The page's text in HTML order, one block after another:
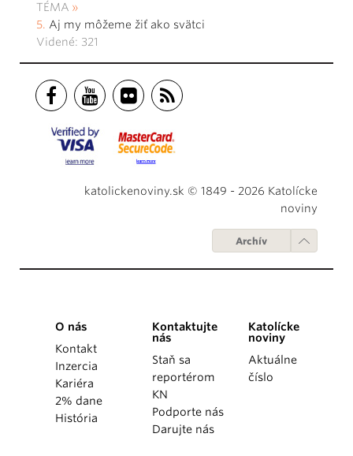
TÉMA
Aj my môžeme žiť ako svätci
Videné: 321
katolickenoviny.sk © 1849 - 2026 Katolícke
noviny
Archív
O nás
Kontakt
Inzercia
Kariéra
2% dane
História
Kontaktujte
nás
Staň sa
reportérom
KN
Podporte nás
Darujte nás
Katolícke
noviny
Aktuálne
číslo